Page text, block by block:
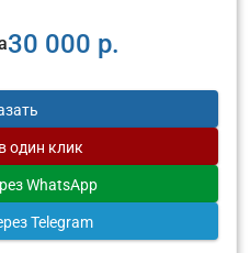
30 000 р.
в один клик
WhatsApp
Telegram